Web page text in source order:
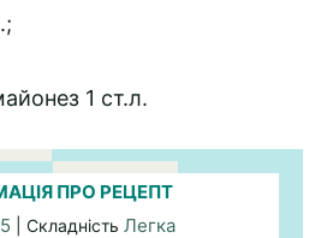
1 ст.л.
ПРО РЕЦЕПТ
5 | Складність Легка